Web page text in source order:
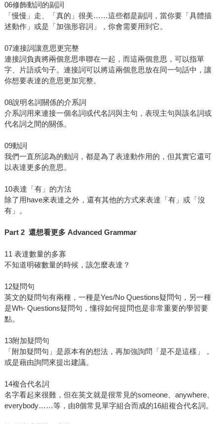
06修飾動詞的副詞
「慢慢」走、「真的」很美……這些都是副詞，當你要「具體描
述動作」或是「加強形容詞」，你會需要用到它。
07連接詞讓意思更完整
連接詞負責將兩個意思串聯在一起，而這兩個意思，可以指單
字、片語或句子。連接詞可以將這兩個意思放在同一句話中，讓
你想要表達的意思更加完整。
08說明名詞關係的介系詞
介系詞用來連接一個名詞或代名詞與主句，表現主句與該名詞或
代名詞之間的關係。
09動詞
我們一直所認為的動詞，都是為了表達動作用的，但其實它還可
以表達更多的意思。
10表達「有」的方法
除了用have來表達之外，還有其他的方式來表達「有」或「沒
有」。
Part 2 還想看更多 Advanced Grammar
11 表達數量的多寡
不知道明確數量的時候，該怎麼表達？
12疑問句
英文的疑問句有兩種，一種是Yes/No Questions疑問句，另一種
是Wh- Questions疑問句，懂得如何提問也是非常重要的學習要
點。
13附加疑問句
「附加疑問句」是原本有的想法，再加強詢問「是不是這樣」，
或是藉由詢問來提出建議。
14複合代名詞
名字看起來很難，但在英文就是很常見的someone、anywhere、
everybody……等，由8個常見單字組合而成的16組複合代名詞。